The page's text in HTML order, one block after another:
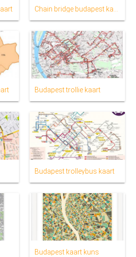
Budapest trollie kaart
Budapest trolleybus kaart
Budapest kaart kuns